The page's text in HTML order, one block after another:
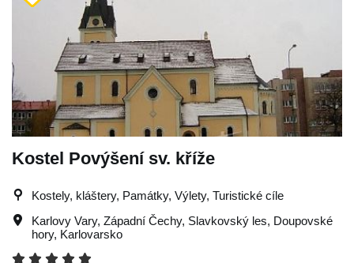
Kostel Povýšení sv. kříže
Kostely, kláštery, Památky, Výlety, Turistické cíle
Karlovy Vary, Západní Čechy, Slavkovský les, Doupovské
hory, Karlovarsko